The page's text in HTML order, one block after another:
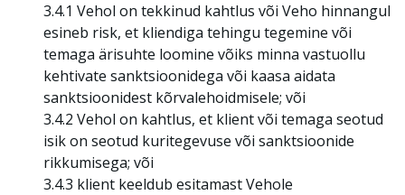
3.4.1 Vehol on tekkinud kahtlus või Veho hinnangul
esineb risk, et kliendiga tehingu tegemine või
temaga ärisuhte loomine võiks minna vastuollu
kehtivate sanktsioonidega või kaasa aidata
sanktsioonidest kõrvalehoidmisele; või
3.4.2 Vehol on kahtlus, et klient või temaga seotud
isik on seotud kuritegevuse või sanktsioonide
rikkumisega; või
3.4.3 klient keeldub esitamast Vehole